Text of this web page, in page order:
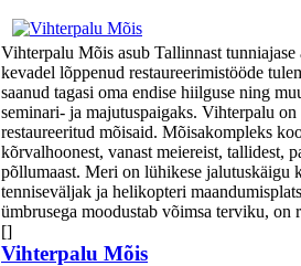
Vihterpalu Mõis asub Tallinnast tunniajase
kevadel lõppenud restaureerimistööde
saanud tagasi oma endise hiilguse ning
seminari- ja majutuspaigaks. Vihterpalu
restaureeritud mõisaid. Mõisakompleks
kõrvalhoonest, vanast meiereist, tallidest,
põllumaast. Meri on lühikese jalutuskäigu
tenniseväljak ja helikopteri
ümbrusega moodustab võimsa terviku, on
[]
Vihterpalu Mõis